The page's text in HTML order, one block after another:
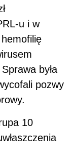
u i w
była
pozwy
10